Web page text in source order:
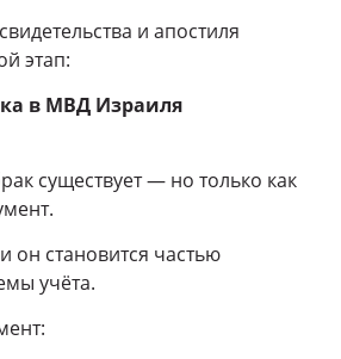
и апостиля
этап:
в МВД Израиля
существует — но только как
он становится частью
учёта.